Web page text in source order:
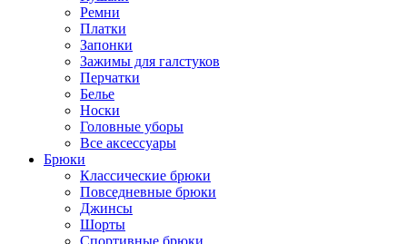
Ремни
Платки
Запонки
Зажимы для галстуков
Перчатки
Белье
Носки
Головные уборы
Все аксессуары
Брюки
Классические брюки
Повседневные брюки
Джинсы
Шорты
Спортивные брюки